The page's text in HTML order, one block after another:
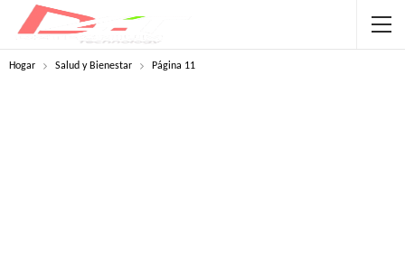
Hogar Salud y Bienestar Página 11